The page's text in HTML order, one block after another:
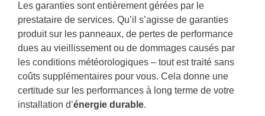
Les garanties sont entièrement gérées par le
prestataire de services. Qu’il s’agisse de garanties
produit sur les panneaux, de pertes de performance
dues au vieillissement ou de dommages causés par
les conditions météorologiques – tout est traité sans
coûts supplémentaires pour vous. Cela donne une
certitude sur les performances à long terme de votre
installation d’énergie durable.